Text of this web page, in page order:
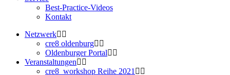
Best-Practice-Videos
Kontakt
Netzwerk
cre8 oldenburg
Oldenburger Portal
Veranstaltungen
cre8_workshop Reihe 2021